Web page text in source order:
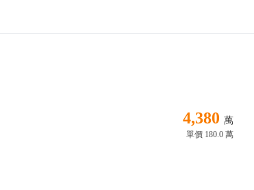
4,380 萬
單價 180.0 萬